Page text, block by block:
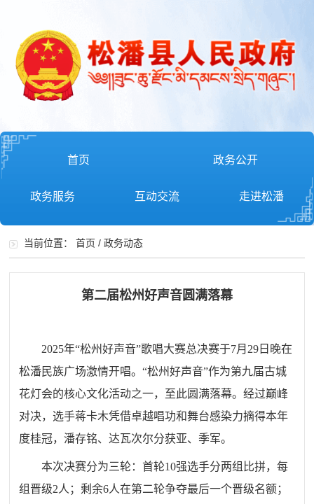
首页 政务公开
政务服务 互动交流 走进松潘
当前位置：首页 /政务动态
第二届松州好声音圆满落幕
2025年“松州好声音”歌唱大赛总决赛于7月29日晚在
松潘民族广场激情开唱。“松州好声音”作为第九届古城
花灯会的核心文化活动之一，至此圆满落幕。经过巅峰
对决，选手蒋卡木凭借卓越唱功和舞台感染力摘得本年
度桂冠，潘存铭、达瓦次尔分获亚、季军。
本次决赛分为三轮：首轮10强选手分两组比拼，每
组晋级2人；剩余6人在第二轮争夺最后一个晋级名额；